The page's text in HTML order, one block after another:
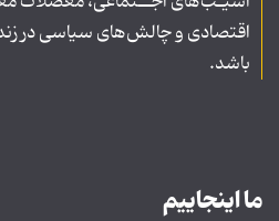
اقتصادی و چالش‌های سیاسی در
باشد.
ما اینجاییم